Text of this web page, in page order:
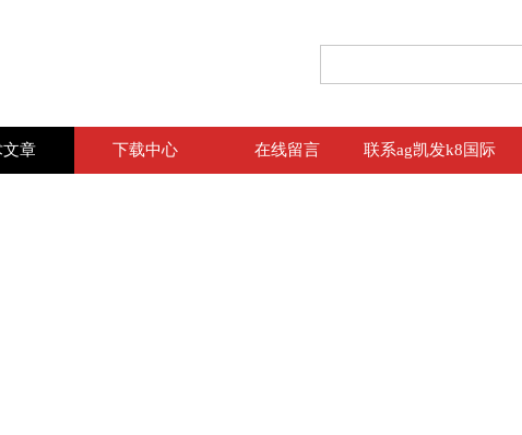
文章 下载中心 在线留言 联系ag凯发k8国际